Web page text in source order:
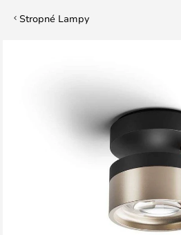
Stropné Lampy